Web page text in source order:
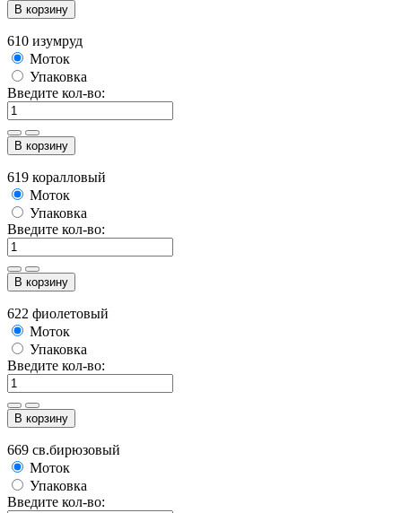
В корзину
610 изумруд
Моток
Упаковка
Введите кол-во:
В корзину
619 коралловый
Моток
Упаковка
Введите кол-во:
В корзину
622 фиолетовый
Моток
Упаковка
Введите кол-во:
В корзину
669 св.бирюзовый
Моток
Упаковка
Введите кол-во: